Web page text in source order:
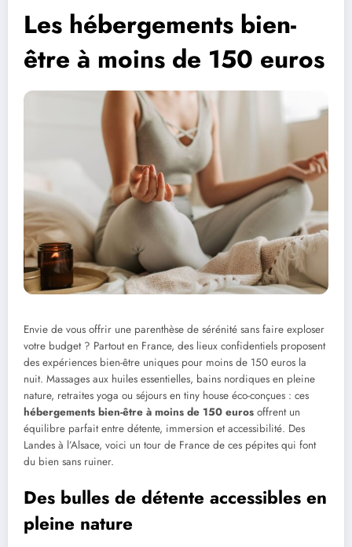
Les hébergements bien-
être à moins de 150 euros
Envie de vous offrir une parenthèse de sérénité sans faire exploser
votre budget ? Partout en France, des lieux confidentiels proposent
des expériences bien-être uniques pour moins de 150 euros la
nuit. Massages aux huiles essentielles, bains nordiques en pleine
nature, retraites yoga ou séjours en tiny house éco-conçues : ces
hébergements bien-être à moins de 150 euros offrent un
équilibre parfait entre détente, immersion et accessibilité. Des
Landes à l’Alsace, voici un tour de France de ces pépites qui font
du bien sans ruiner.
Des bulles de détente accessibles en
pleine nature